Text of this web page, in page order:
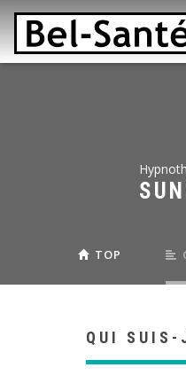
TOP
QUI SUIS-